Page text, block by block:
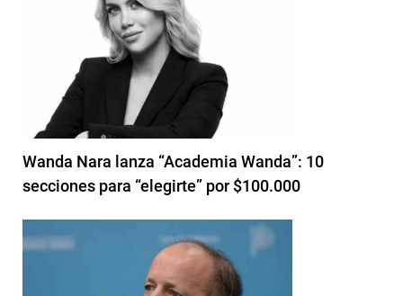
Wanda Nara lanza “Academia Wanda”: 10
secciones para “elegirte” por $100.000